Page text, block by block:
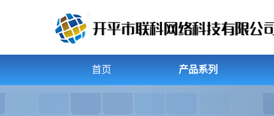
首页 产品系列